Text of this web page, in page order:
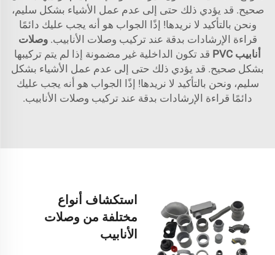
صحيح. قد يؤدي ذلك حتى إلى عدم عمل الأشياء بشكل سليم،
ونحن بالتأكيد لا نريدها! إذًا الجواب هو أنه يجب عليك دائمًا
قراءة الإرشادات بدقة عند تركيب وصلات الأنابيب.وصلات
أنابيب PVC
قد تكون الداخلية غير مضمونة إذا لم يتم تركيبها
بشكل صحيح. قد يؤدي ذلك حتى إلى عدم عمل الأشياء بشكل
سليم، ونحن بالتأكيد لا نريدها! إذًا الجواب هو أنه يجب عليك
دائمًا قراءة الإرشادات بدقة عند تركيب وصلات الأنابيب.
استكشاف أنواع
مختلفة من وصلات
الأنابيب